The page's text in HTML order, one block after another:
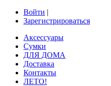
Войти |
Зарегистрироваться
Аксессуары
Сумки
ДЛЯ ДОМА
Доставка
Контакты
ЛЕТО!